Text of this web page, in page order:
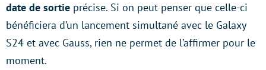
date de sortie précise. Si on peut penser que celle-ci
bénéficiera d’un lancement simultané avec le Galaxy
S24 et avec Gauss, rien ne permet de l’affirmer pour le
moment.